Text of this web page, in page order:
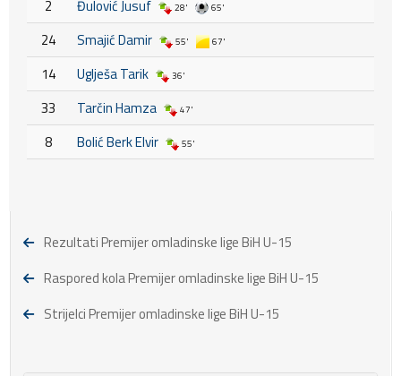
2 Đulović Jusuf 28' 65'
24 Smajić Damir 55' 67'
14 Uglješa Tarik 36'
33 Tarčin Hamza 47'
8 Bolić Berk Elvir 55'
Rezultati Premijer omladinske lige BiH U-15
Raspored kola Premijer omladinske lige BiH U-15
Strijelci Premijer omladinske lige BiH U-15